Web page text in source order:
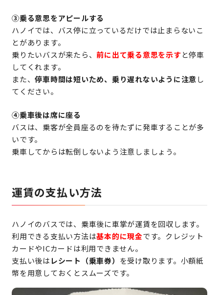
③乗る意思をアピールする
ハノイでは、バス停に立っているだけでは止まらないこ
とがあります。
乗りたいバスが来たら、 前に出て乗る意思を示すと停車
してくれます。
また、停車時間は短いため、乗り遅れないように注意 し
てください。
④乗車後は席に座る
バスは、乗客が全員座るのを待たずに発車することが多
いです。
乗車してからは転倒しないよう注意しましょう。
運賃の支払い方法
ハノイのバスでは、乗車後に車掌が運賃を回収します。
利用できる支払い方法は基本的に現金です。クレジット
カードやICカードは利用できません。
支払い後は レシート（乗車券） を受け取ります。小額紙
幣を用意しておくとスムーズです。